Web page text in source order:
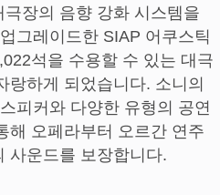
장의 음향 강화 시스템을
그레이드한 SIAP 어쿠스틱
석을 수용할 수 있는 대극
랑하게 되었습니다. 소니의
피커와 다양한 유형의 공연
해 오페라부터 오르간 연주
사운드를 보장합니다.